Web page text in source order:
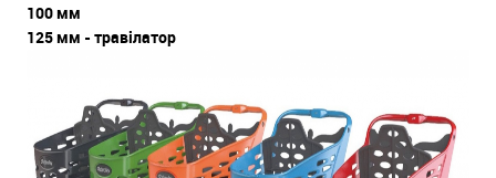
100 мм
125 мм - травілатор